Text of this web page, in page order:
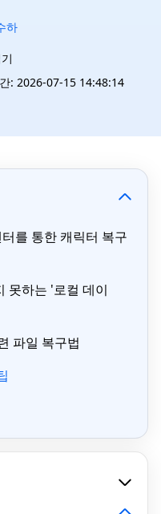
하
: 2026-07-15 14:48:14
를 통한 캐릭터 복구
못하는 '로컬 데이
파일 복구법